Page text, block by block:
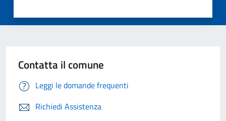
Contatta il comune
Leggi le domande frequenti
Richiedi Assistenza